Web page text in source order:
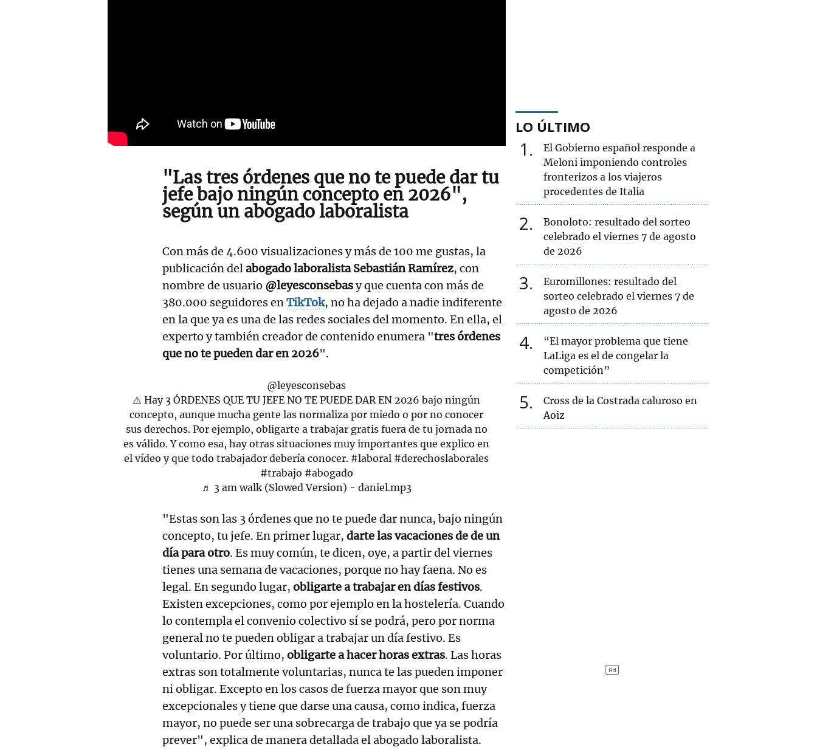
"Las tres órdenes que no te puede dar tu
jefe bajo ningún concepto en 2026",
según un abogado laboralista
Con más de 4.600 visualizaciones y más de 100 me gustas, la
publicación delabogado laboralista Sebastián Ramírez, con
nombre de usuario @leyesconsebasy que cuenta con más de
380.000 seguidores enTikTok, no ha dejado a nadie indiferente
en la que ya es una de las redes sociales del momento. En ella, el
experto y también creador de contenido enumera "tres órdenes
que no te pueden dar en 2026".
@leyesconsebas
⚠️ Hay 3 ÓRDENES QUE TU JEFE NO TE PUEDE DAR EN 2026 bajo ningún
concepto, aunque mucha gente las normaliza por miedo o por no conocer
sus derechos. Por ejemplo, obligarte a trabajar gratis fuera de tu jornada no
es válido. Y como esa, hay otras situaciones muy importantes que explico en
el vídeo y que todo trabajador debería conocer. #laboral #derechoslaborales
#trabajo #abogado
♬ 3 am walk (Slowed Version) - daniel.mp3
"Estas son las 3 órdenes que no te puede dar nunca, bajo ningún
concepto, tu jefe. En primer lugar, darte las vacaciones de de un
día para otro. Es muy común, te dicen, oye, a partir del viernes
tienes una semana de vacaciones, porque no hay faena. No es
legal. En segundo lugar, obligarte a trabajar en días festivos.
Existen excepciones, como por ejemplo en la hostelería. Cuando
lo contempla el convenio colectivo sí se podrá, pero por norma
general no te pueden obligar a trabajar un día festivo. Es
voluntario. Por último, obligarte a hacer horas extras. Las horas
extras son totalmente voluntarias, nunca te las pueden imponer
ni obligar. Excepto en los casos de fuerza mayor que son muy
excepcionales y tiene que darse una causa, como indica, fuerza
mayor, no puede ser una sobrecarga de trabajo que ya se podría
prever", explica de manera detallada el abogado laboralista.
LO ÚLTIMO
1
El Gobierno español responde a
Meloni imponiendo controles
fronterizos a los viajeros
procedentes de Italia
2
Bonoloto: resultado del sorteo
celebrado el viernes 7 de agosto
de 2026
3
Euromillones: resultado del
sorteo celebrado el viernes 7 de
agosto de 2026
4
“El mayor problema que tiene
LaLiga es el de congelar la
competición”
5
Cross de la Costrada caluroso en
Aoiz